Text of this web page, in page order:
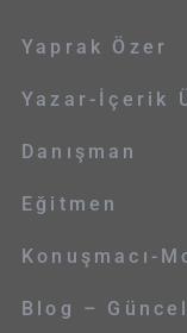
Yaprak Özer
Yazar-İçerik
Danışman
Eğitmen
Konuşmacı-
Blog –